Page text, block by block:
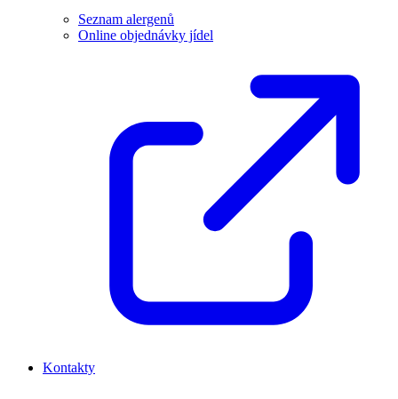
Seznam alergenů
Online objednávky jídel
Kontakty